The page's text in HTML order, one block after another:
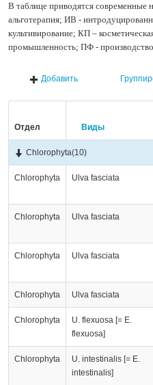
В таблице приводятся современные
альготерапия; ИВ -
культивирование; КП –
промышленность; ПФ - производство
Добавить
Отдел Виды
Chlorophyta(10)
Chlorophyta Ulva fasciata
Chlorophyta Ulva fasciata
Chlorophyta Ulva fasciata
Chlorophyta Ulva fasciata
Chlorophyta
U. flexuosa [= E.
flexuosa]
Chlorophyta
U. intestinalis [= E.
intestinalis]